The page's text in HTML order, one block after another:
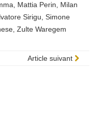
Mattia Perin
Milan
Sirigu Simone
Zulte Waregem
Article suivant